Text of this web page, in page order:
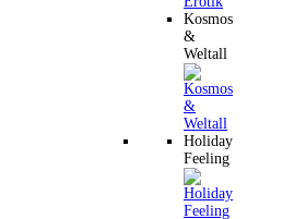
Kosmos
&
Weltall
Holiday
Feeling